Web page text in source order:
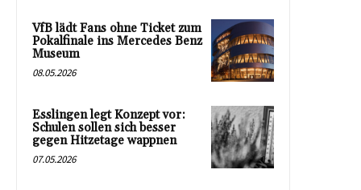
VfB lädt Fans ohne Ticket zum
Pokalfinale ins Mercedes Benz
Museum
08.05.2026
Esslingen legt Konzept vor:
Schulen sollen sich besser
gegen Hitzetage wappnen
07.05.2026